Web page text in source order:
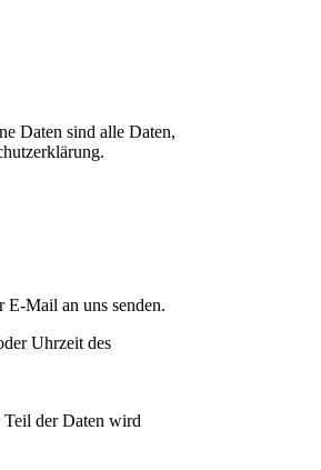
Daten sind alle Daten,
E-Mail an uns senden.
Uhrzeit des
Teil der Daten wird